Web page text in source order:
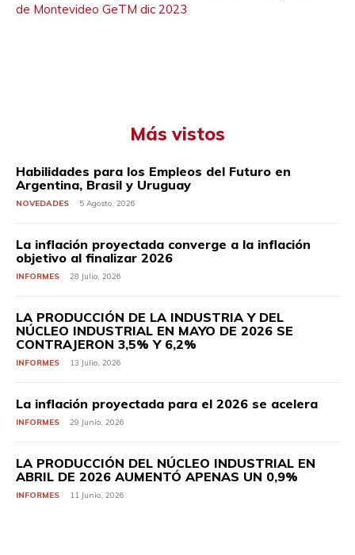
de Montevideo GeTM dic 2023
Más vistos
Habilidades para los Empleos del Futuro en
Argentina, Brasil y Uruguay
NOVEDADES 5 Agosto, 2026
La inflación proyectada converge a la inflación
objetivo al finalizar 2026
INFORMES 28 Julio, 2026
LA PRODUCCIÓN DE LA INDUSTRIA Y DEL
NÚCLEO INDUSTRIAL EN MAYO DE 2026 SE
CONTRAJERON 3,5% Y 6,2%
INFORMES 13 Julio, 2026
La inflación proyectada para el 2026 se acelera
INFORMES 29 Junio, 2026
LA PRODUCCIÓN DEL NÚCLEO INDUSTRIAL EN
ABRIL DE 2026 AUMENTÓ APENAS UN 0,9%
INFORMES 11 Junio, 2026